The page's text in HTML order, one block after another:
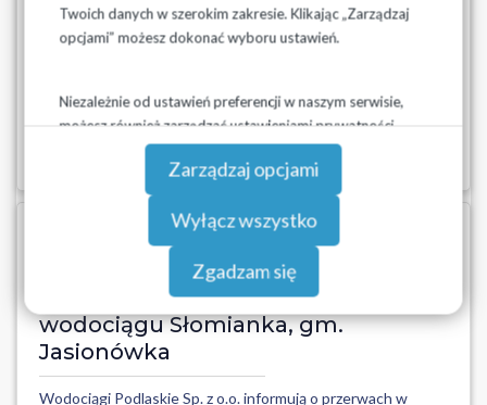
Twoich danych w szerokim zakresie. Klikając „Zarządzaj
opcjami” możesz dokonać wyboru ustawień.
Niezależnie od ustawień preferencji w naszym serwisie,
możesz również zarządzać ustawieniami prywatności
swojej przeglądarki. Więcej informacji o przetwarzaniu
danych znajdziesz wPolityce prywatności.
Zarządzaj opcjami
Wyłącz wszystko
Zgadzam się
SUW Jeziorko. Jesteśmy w trakcie lokalizacji awarii, w
związku z tym mogą wystąpić chwilowe braki lub spadki
Czytaj więcej
Komunikat o przerwie w dostawie
wody w dniu 14.01.2026r z
wodociągu Słomianka, gm.
Jasionówka
Wodociągi Podlaskie Sp. z o.o. informują o przerwach w